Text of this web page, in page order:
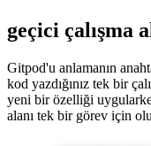
Image
geçici çalışma